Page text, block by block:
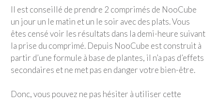
Il est conseillé de prendre 2 comprimés de NooCube
un jour un le matin et un le soir avec des plats. Vous
êtes censé voir les résultats dans la demi-heure suivant
la prise du comprimé. Depuis NooCube est construit à
partir d’une formule à base de plantes, il n’a pas d’effets
secondaires et ne met pas en danger votre bien-être.
Donc, vous pouvez ne pas hésiter à utiliser cette